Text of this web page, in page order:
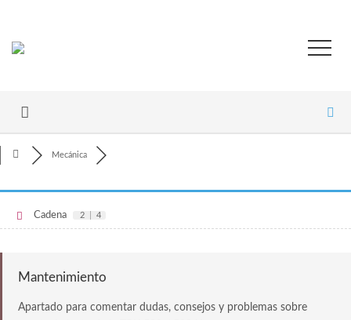
Mecánica
Cadena 2 4
Mantenimiento
Apartado para comentar dudas, consejos y problemas sobre